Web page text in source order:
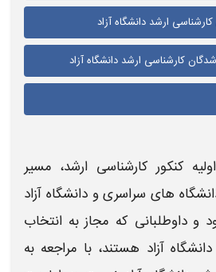
ارشد دانشگاه آزاد
کارشناسی ارشد دانشگاه آزاد
اولیه کنکور کارشناسی ارشد، مسیر
های سراسری ودانشگاه آزاد
و داوطلبانی که مجاز به انتخاب
آزاد هستند، با مراجعه به